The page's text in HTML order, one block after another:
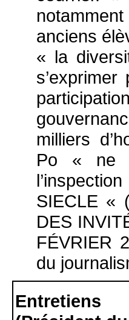
anciens
« la
milliers
Po « ne
SIECLE «
DES
FÉVRIER
du